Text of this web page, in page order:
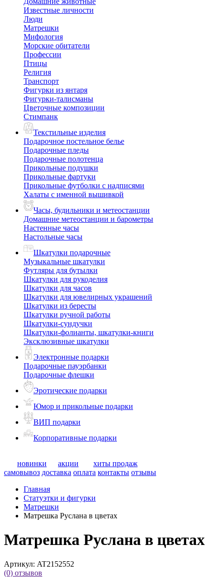
Известные личности
Люди
Матрешки
Мифология
Морские обитатели
Профессии
Птицы
Религия
Транспорт
Фигурки из янтаря
Фигурки-талисманы
Цветочные композиции
Стимпанк
Текстильные изделия
Подарочное постельное белье
Подарочные пледы
Подарочные полотенца
Прикольные подушки
Прикольные фартуки
Прикольные футболки с надписями
Халаты с именной вышивкой
Часы, будильники и метеостанции
Домашние метеостанции и барометры
Настенные часы
Настольные часы
Шкатулки подарочные
Музыкальные шкатулки
Футляры для бутылки
Шкатулки для рукоделия
Шкатулки для часов
Шкатулки для ювелирных украшений
Шкатулки из бересты
Шкатулки ручной работы
Шкатулки-сундучки
Шкатулки-фолианты, шкатулки-книги
Эксклюзивные шкатулки
Электронные подарки
Подарочные пауэрбанки
Подарочные флешки
Эротические подарки
Юмор и прикольные подарки
ВИП подарки
Корпоративные подарки
новинки акции
хиты продаж
самовывоз доставка оплата контакты отзывы
Главная
Статуэтки и фигурки
Матрешки
Матрешка Руслана в цветах
Матрешка Руслана в цветах
Артикул: AT2152552
(0) отзывов